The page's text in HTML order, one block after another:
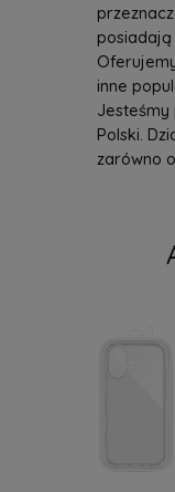
posiadają
inne
Jesteśmy
Polski.
zarówno